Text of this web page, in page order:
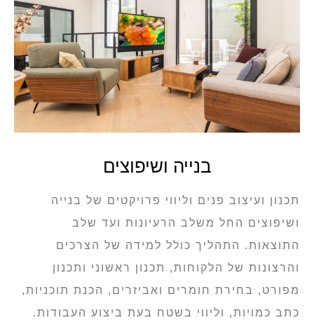
בנייה ושיפוצים
תכנון ועיצוב פנים וליווי פרויקטים של בנייה
ושיפוצים החל משלב הרעיונות ועד שלב
התוצאות. התהליך כולל למידה של הצרכים
והרצונות של הלקוחות, תכנון ראשוני ותכנון
מפורט, בחירת חומרים ואביזרים, הכנת תוכניות,
כתב כמויות, וליווי בשטח בעת ביצוע העבודות.